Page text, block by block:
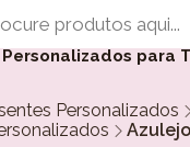
para
Personalizados